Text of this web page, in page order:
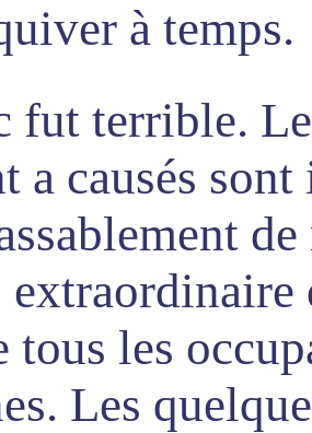
à temps.
fut terrible.
a causés
tous les
Les